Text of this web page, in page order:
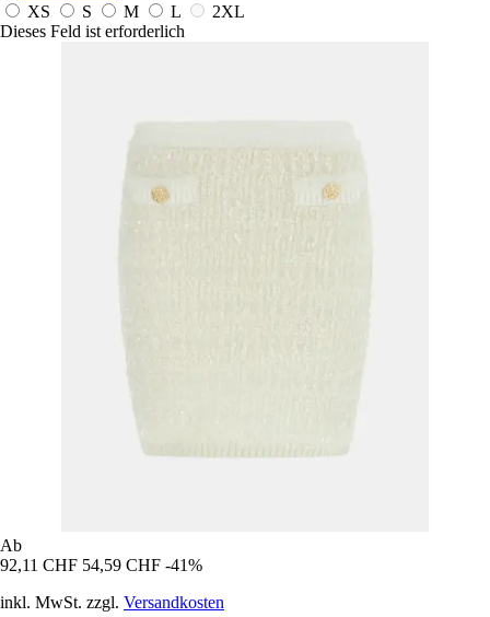
XS
S M L
2XL
Dieses Feld ist erforderlich
Ab
92,11 CHF 54,59 CHF -41%
inkl. MwSt. zzgl. Versandkosten